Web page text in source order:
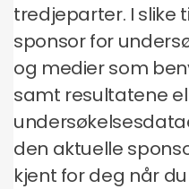
tredjeparter. I slike
sponsor for
og medier som
samt resultatene
den aktuelle
kjent for deg når